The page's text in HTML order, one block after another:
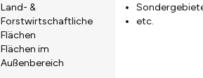
Land- &
Forstwirtschaftliche
Flächen
Flächen im
Außenbereich
etc.